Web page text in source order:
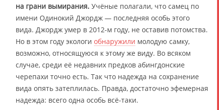
на грани вымирания. Учёные полагали, что самец по
имени Одинокий Джордж — последняя особь этого
вида. Джордж умер в 2012-м году, не оставив потомства.
Но в этом году экологи обнаружили молодую самку,
возможно, относящуюся к этому же виду. Во всяком
случае, среди её недавних предков абингдонские
черепахи точно есть. Так что надежда на сохранение
вида опять затеплилась. Правда, достаточно эфемерная
надежда: всего одна особь всё-таки.